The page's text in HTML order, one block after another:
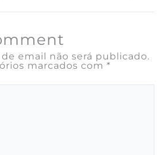
email não será publicado.
marcados com *